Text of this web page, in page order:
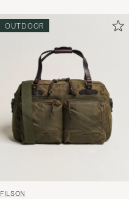
OUTDOOR
FILSON